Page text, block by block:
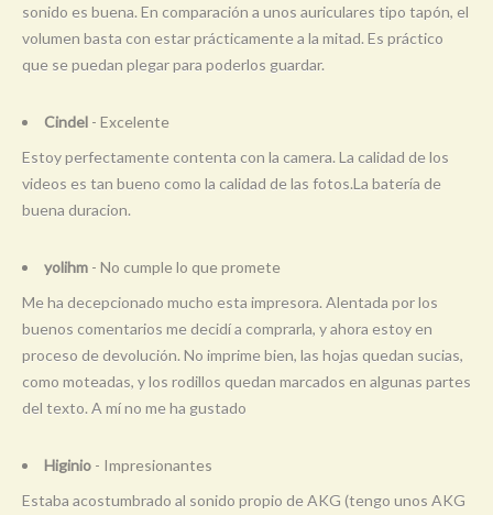
sonido es buena. En comparación a unos auriculares tipo tapón, el
volumen basta con estar prácticamente a la mitad. Es práctico
que se puedan plegar para poderlos guardar.
Cindel - Excelente
Estoy perfectamente contenta con la camera. La calidad de los
videos es tan bueno como la calidad de las fotos.La batería de
buena duracion.
yolihm - No cumple lo que promete
Me ha decepcionado mucho esta impresora. Alentada por los
buenos comentarios me decidí a comprarla, y ahora estoy en
proceso de devolución. No imprime bien, las hojas quedan sucias,
como moteadas, y los rodillos quedan marcados en algunas partes
del texto. A mí no me ha gustado
Higinio - Impresionantes
Estaba acostumbrado al sonido propio de AKG (tengo unos AKG